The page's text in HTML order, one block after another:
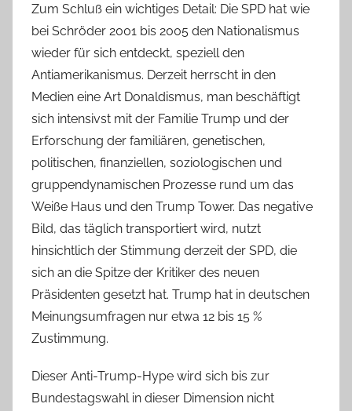
Zum Schluß ein wichtiges Detail: Die SPD hat wie
bei Schröder 2001 bis 2005 den Nationalismus
wieder für sich entdeckt, speziell den
Antiamerikanismus. Derzeit herrscht in den
Medien eine Art Donaldismus, man beschäftigt
sich intensivst mit der Familie Trump und der
Erforschung der familiären, genetischen,
politischen, finanziellen, soziologischen und
gruppendynamischen Prozesse rund um das
Weiße Haus und den Trump Tower. Das negative
Bild, das täglich transportiert wird, nutzt
hinsichtlich der Stimmung derzeit der SPD, die
sich an die Spitze der Kritiker des neuen
Präsidenten gesetzt hat. Trump hat in deutschen
Meinungsumfragen nur etwa 12 bis 15 %
Zustimmung.
Dieser Anti-Trump-Hype wird sich bis zur
Bundestagswahl in dieser Dimension nicht